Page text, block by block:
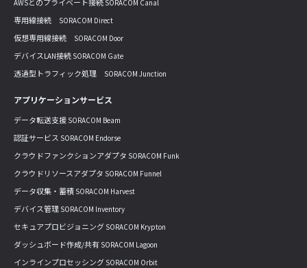
AWSとのプライベート接続 SORACOM Canal
専用線接続 SORACOM Direct
仮想専用線接続 SORACOM Door
デバイスLAN接続 SORACOM Gate
透過型トラフィック処理 SORACOM Junction
アプリケーションサービス
データ転送支援 SORACOM Beam
認証サービス SORACOM Endorse
クラウドファンクションアダプタ SORACOM Funk
クラウドリソースアダプタ SORACOM Funnel
データ収集・蓄積 SORACOM Harvest
デバイス管理 SORACOM Inventory
セキュアプロビジョニング SORACOM Krypton
ダッシュボード作成/共有 SORACOM Lagoon
インラインプロセッシング SORACOM Orbit